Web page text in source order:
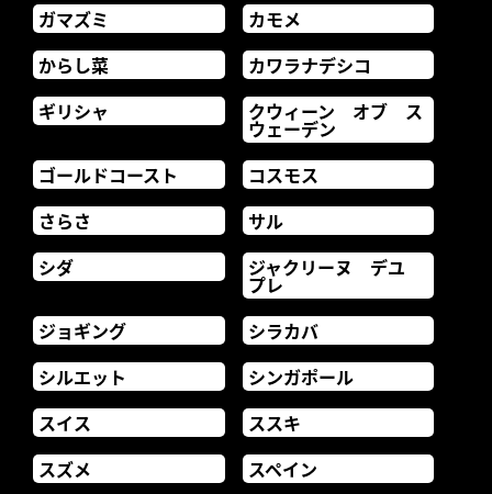
ガマズミ
カモメ
からし菜
カワラナデシコ
ギリシャ
クウィーン オブ ス
ウェーデン
ゴールドコースト
コスモス
さらさ
サル
シダ
ジャクリーヌ デユ
プレ
ジョギング
シラカバ
シルエット
シンガポール
スイス
ススキ
スズメ
スペイン